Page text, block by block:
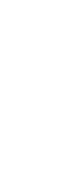
nơi bạn có
toàn
thể khám
hàng cổ